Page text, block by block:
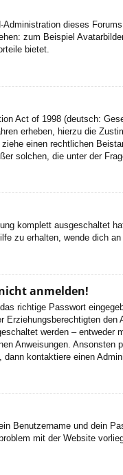
dieses
zum Beispiel
bietet.
Act of 1998 (deutsch:
erheben, hierzu die
einen rechtlichen
solchen, die unter der
komplett ausgeschaltet
zu erhalten, wende dich
anmelden!
richtige Passwort
werden –
Anweisungen.
kontaktiere einen
Benutzername und dein
mit der Website